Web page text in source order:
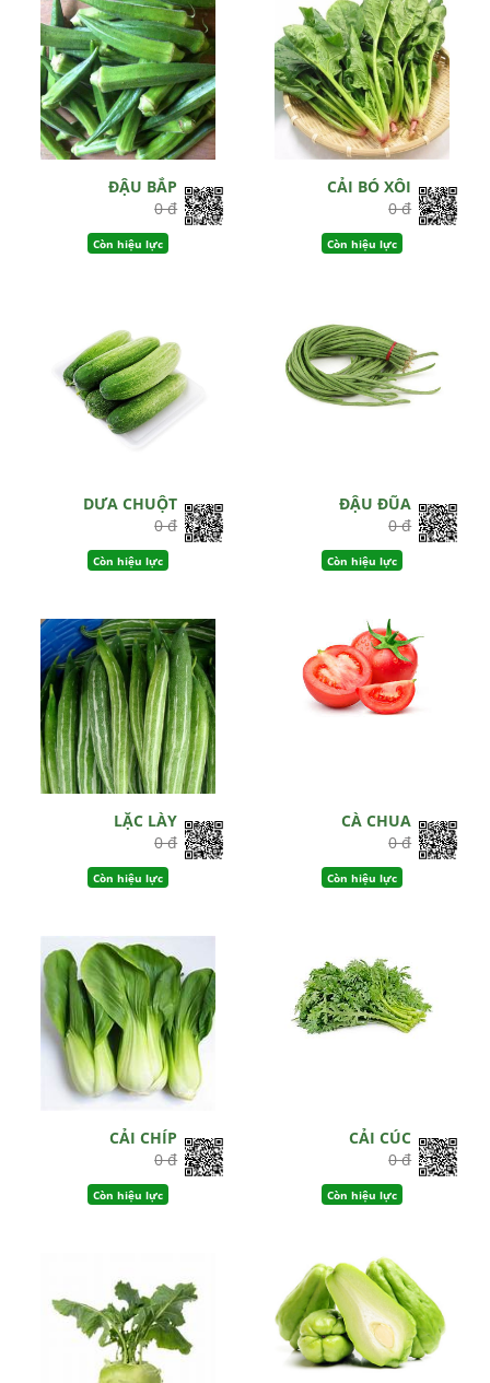
ĐẬU BẮP
0 đ
Còn hiệu lực
CẢI BÓ XÔI
0 đ
Còn hiệu lực
DƯA CHUỘT
0 đ
Còn hiệu lực
ĐẬU ĐŨA
0 đ
Còn hiệu lực
LẶC LÀY
0 đ
Còn hiệu lực
CÀ CHUA
0 đ
Còn hiệu lực
CẢI CHÍP
0 đ
Còn hiệu lực
CẢI CÚC
0 đ
Còn hiệu lực